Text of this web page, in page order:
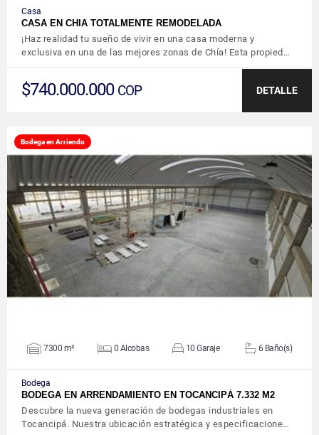
Casa
CASA EN CHIA TOTALMENTE REMODELADA
¡Haz realidad tu sueño de vivir en una casa moderna y
exclusiva en una de las mejores zonas de Chía! Esta propied…
$740.000.000 COP DETALLE
Bodega en Arriendo
VER DETALLES
7300 m² 0 Alcobas 10 Garaje 6 Baño(s)
Bodega
BODEGA EN ARRENDAMIENTO EN TOCANCIPÁ 7.332 M2
Descubre la nueva generación de bodegas industriales en
Tocancipá. Nuestra ubicación estratégica y especificacione…